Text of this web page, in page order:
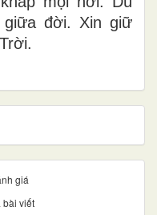
giữa đời. Xin giữ
giá
bài viết